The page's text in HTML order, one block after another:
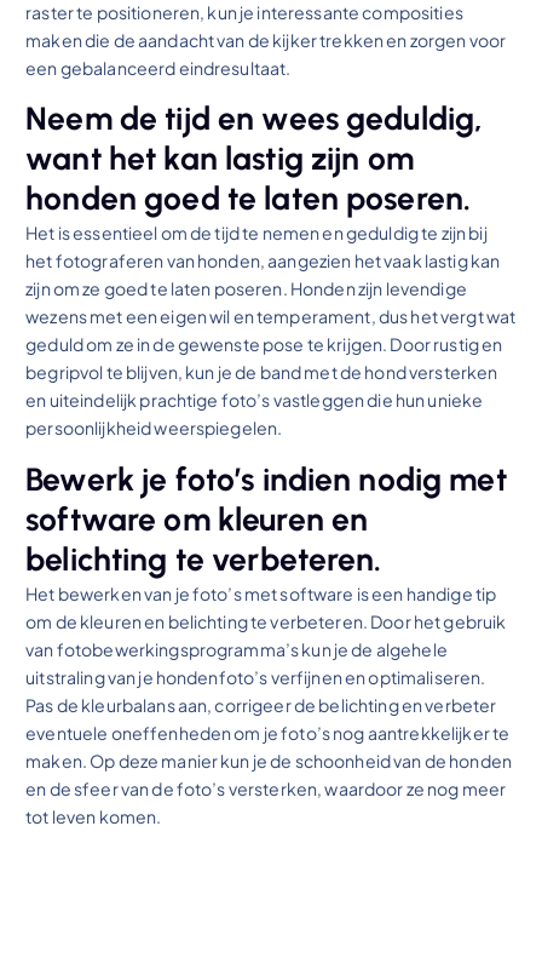
raster te positioneren, kun je interessante composities
maken die de aandacht van de kijker trekken en zorgen voor
een gebalanceerd eindresultaat.
Neem de tijd en wees geduldig,
want het kan lastig zijn om
honden goed te laten poseren.
Het is essentieel om de tijd te nemen en geduldig te zijn bij
het fotograferen van honden, aangezien het vaak lastig kan
zijn om ze goed te laten poseren. Honden zijn levendige
wezens met een eigen wil en temperament, dus het vergt wat
geduld om ze in de gewenste pose te krijgen. Door rustig en
begripvol te blijven, kun je de band met de hond versterken
en uiteindelijk prachtige foto’s vastleggen die hun unieke
persoonlijkheid weerspiegelen.
Bewerk je foto’s indien nodig met
software om kleuren en
belichting te verbeteren.
Het bewerken van je foto’s met software is een handige tip
om de kleuren en belichting te verbeteren. Door het gebruik
van fotobewerkingsprogramma’s kun je de algehele
uitstraling van je hondenfoto’s verfijnen en optimaliseren.
Pas de kleurbalans aan, corrigeer de belichting en verbeter
eventuele oneffenheden om je foto’s nog aantrekkelijker te
maken. Op deze manier kun je de schoonheid van de honden
en de sfeer van de foto’s versterken, waardoor ze nog meer
tot leven komen.